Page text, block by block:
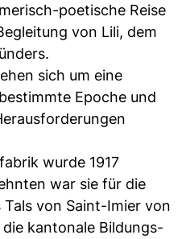
poetische Reise
von Lili, dem
sich um eine
Epoche und
wurde 1917
war sie für die
von Saint-Imier von
kantonale Bildungs-